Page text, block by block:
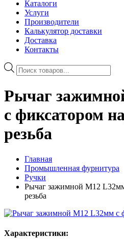
Каталоги
Услуги
Производители
Калькулятор доставки
Доставка
Контакты
Поиск
товаров
Рычаг
с фиксатором
резьба
Главная
Промышленная фурнитура
Ручки
Рычаг зажимной M12
резьба
Характеристики: